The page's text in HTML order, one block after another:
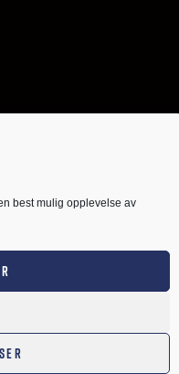
best mulig opplevelse av
Siden er utviklet av